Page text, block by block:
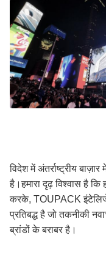
विदेश में अंतर्राष्ट्रीय
है।हमारा दृढ़ विश्वास है
करके, TOUPACK
प्रतिबद्ध है जो तकनीकी
ब्रांडों के बराबर है।